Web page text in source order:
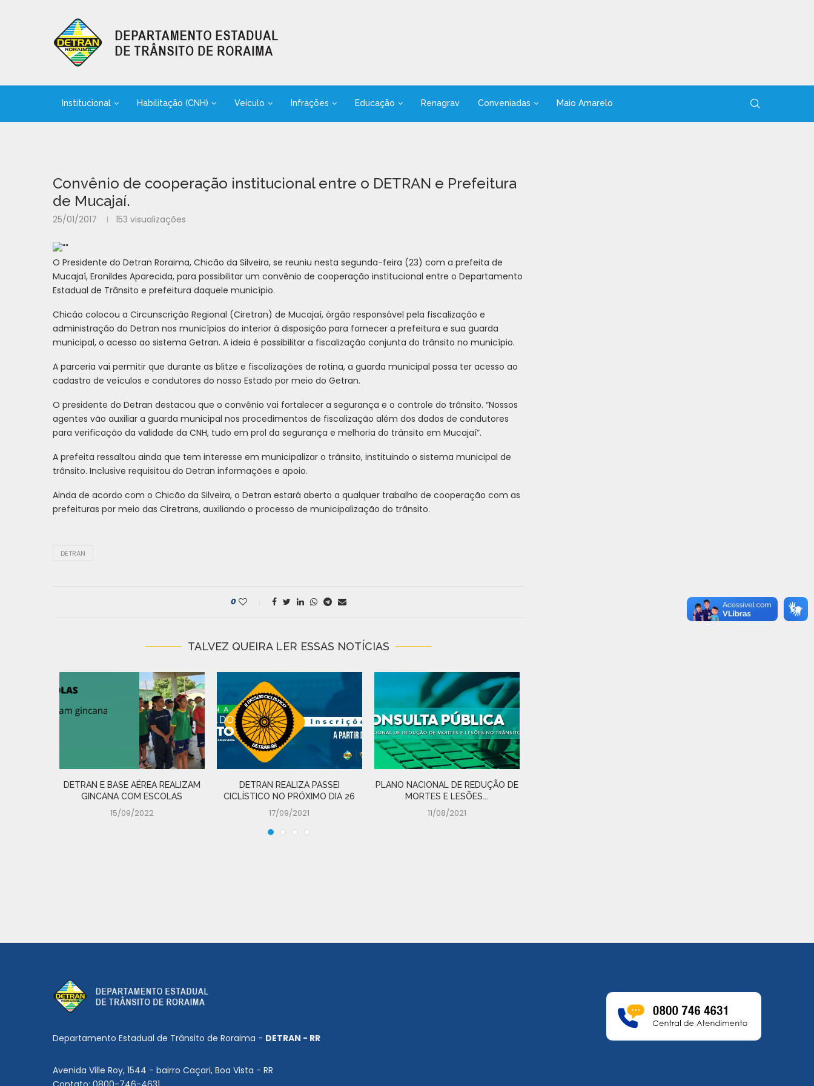
Institucional Habilitação (CNH) Veículo Infrações Educação Renagrav Conveniadas Maio Amarelo
Convênio de cooperação institucional entre o DETRAN e Prefeitura
de Mucajaí.
25/01/2017 153 visualizações
O Presidente do Detran Roraima, Chicão da Silveira, se reuniu nesta segunda-feira (23) com a prefeita de
Mucajaí, Eronildes Aparecida, para possibilitar um convênio de cooperação institucional entre o Departamento
Estadual de Trânsito e prefeitura daquele município.
Chicão colocou a Circunscrição Regional (Ciretran) de Mucajaí, órgão responsável pela fiscalização e
administração do Detran nos municípios do interior à disposição para fornecer a prefeitura e sua guarda
municipal, o acesso ao sistema Getran. A ideia é possibilitar a fiscalização conjunta do trânsito no município.
A parceria vai permitir que durante as blitze e fiscalizações de rotina, a guarda municipal possa ter acesso ao
cadastro de veículos e condutores do nosso Estado por meio do Getran.
O presidente do Detran destacou que o convênio vai fortalecer a segurança e o controle do trânsito. “Nossos
agentes vão auxiliar a guarda municipal nos procedimentos de fiscalização além dos dados de condutores
para verificação da validade da CNH, tudo em prol da segurança e melhoria do trânsito em Mucajaí”.
A prefeita ressaltou ainda que tem interesse em municipalizar o trânsito, instituindo o sistema municipal de
trânsito. Inclusive requisitou do Detran informações e apoio.
Ainda de acordo com o Chicão da Silveira, o Detran estará aberto a qualquer trabalho de cooperação com as
prefeituras por meio das Ciretrans, auxiliando o processo de municipalização do trânsito.
DETRAN
0
TALVEZ QUEIRA LER ESSAS NOTÍCIAS
DETRAN E BASE AÉREA REALIZAM
GINCANA COM ESCOLAS
15/09/2022
DETRAN REALIZA PASSEI
CICLÍSTICO NO PRÓXIMO DIA 26
17/09/2021
PLANO NACIONAL DE REDUÇÃO DE
MORTES E LESÕES...
11/08/2021
Departamento Estadual de Trânsito de Roraima - DETRAN - RR
Avenida Ville Roy, 1544 - bairro Caçari, Boa Vista - RR